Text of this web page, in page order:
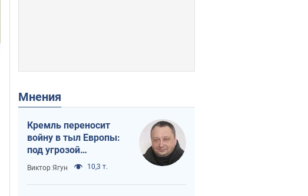
Мнения
Кремль переносит
войну в тыл Европы:
под угрозой
критическая
логистика
Виктор Ягун 10,3 т.